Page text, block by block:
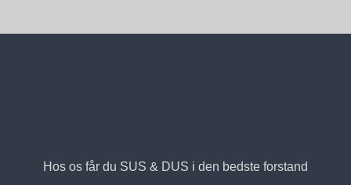
Hos os får du SUS & DUS i den bedste forstand